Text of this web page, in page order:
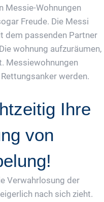
Messie-Wohnungen
Freude. Die Messi
dem passenden Partner
wohnung aufzuräumen,
Messiewohnungen
werden.
Ihre
von
Verwahrlosung der
nach sich zieht.